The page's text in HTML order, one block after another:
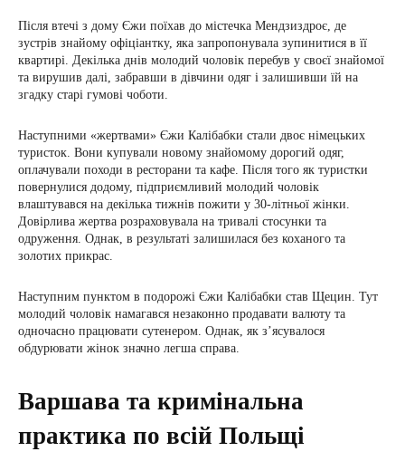
Після втечі з дому Єжи поїхав до містечка Мендзиздроє, де
зустрів знайому офіціантку, яка запропонувала зупинитися в її
квартирі. Декілька днів молодий чоловік перебув у своєї знайомої
та вирушив далі, забравши в дівчини одяг і залишивши їй на
згадку старі гумові чоботи.
Наступними «жертвами» Єжи Калібабки стали двоє німецьких
туристок. Вони купували новому знайомому дорогий одяг,
оплачували походи в ресторани та кафе. Після того як туристки
повернулися додому, підприємливий молодий чоловік
влаштувався на декілька тижнів пожити у 30-літньої жінки.
Довірлива жертва розраховувала на тривалі стосунки та
одруження. Однак, в результаті залишилася без коханого та
золотих прикрас.
Наступним пунктом в подорожі Єжи Калібабки став Щецин. Тут
молодий чоловік намагався незаконно продавати валюту та
одночасно працювати сутенером. Однак, як з’ясувалося
обдурювати жінок значно легша справа.
Варшава та кримінальна
практика по всій Польщі